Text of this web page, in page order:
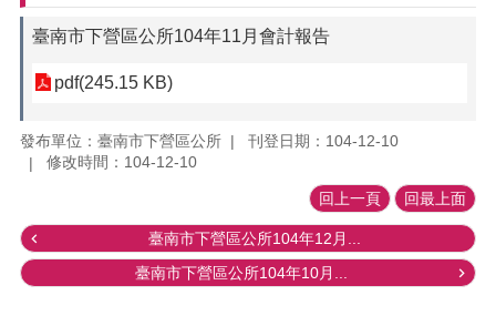
臺南市下營區公所104年11月會計報告
pdf(245.15 KB)
發布單位：臺南市下營區公所
刊登日期：104-12-10
修改時間：104-12-10
回上一頁 回最上面
臺南市下營區公所104年12月...
臺南市下營區公所104年10月...